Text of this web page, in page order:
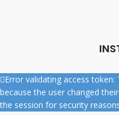
Error validating access
because the user changed
the session for security